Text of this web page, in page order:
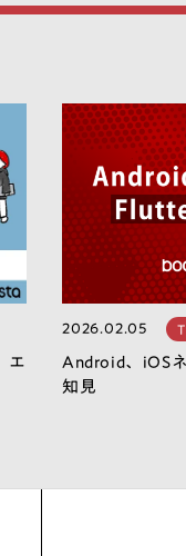
エ
2026.02.05
Android、iOS
知見